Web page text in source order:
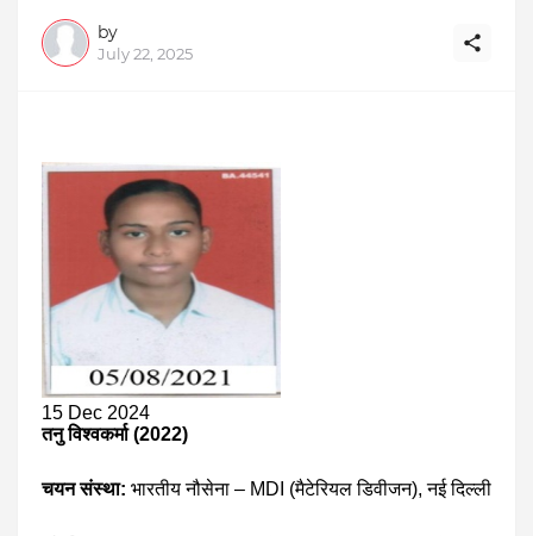
by
July 22, 2025
15 Dec 2024
तनु विश्वकर्मा (2022)
चयन संस्था: भारतीय नौसेना – MDI (मैटेरियल डिवीजन), नई दिल्ली